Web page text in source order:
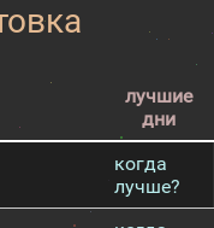
лучшие
дни
когда
лучше?